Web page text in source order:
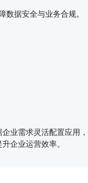
据安全与业务合规。
业需求灵活配置应
企业运营效率。